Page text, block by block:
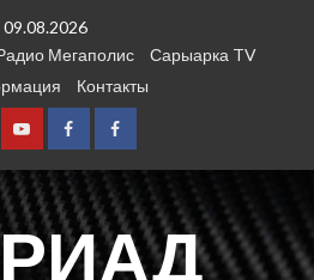
09.08.2026
Мегаполис
Сарыарка TV
Контакты
Youtube
FB1 FB2